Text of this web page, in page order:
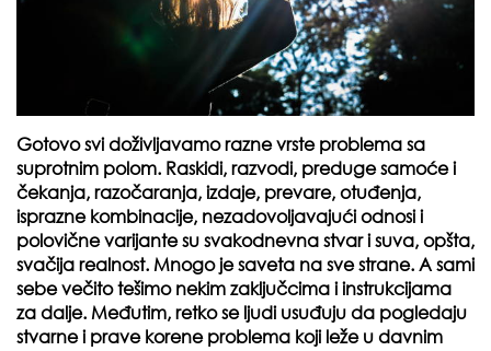
Gotovo svi doživljavamo razne vrste problema sa
suprotnim polom. Raskidi, razvodi, preduge samoće i
čekanja, razočaranja, izdaje, prevare, otuđenja,
isprazne kombinacije, nezadovoljavajući odnosi i
polovične varijante su svakodnevna stvar i suva, opšta,
svačija realnost. Mnogo je saveta na sve strane. A sami
sebe večito tešimo nekim zaključcima i instrukcijama
za dalje. Međutim, retko se ljudi usuđuju da pogledaju
stvarne i prave korene problema koji leže u davnim